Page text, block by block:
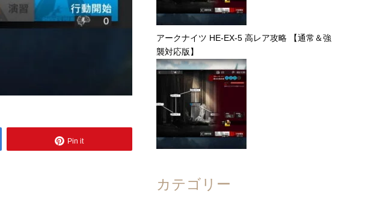
Pin it
アークナイツ HE-EX-5 高レア攻略 【通常＆強
襲対応版】
カテゴリー